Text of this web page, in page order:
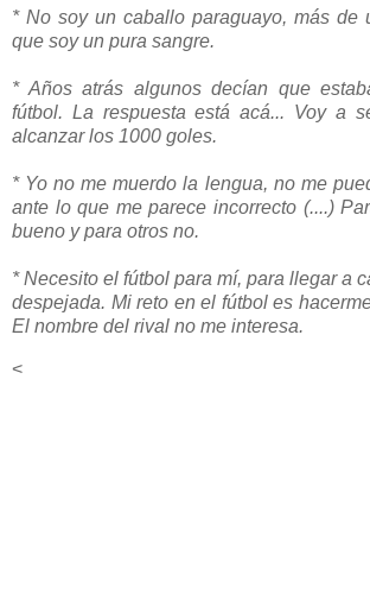
* No soy un caballo paraguayo, más de
que soy un pura sangre.
* Años atrás algunos decían que
fútbol. La respuesta está acá... Voy a
alcanzar los 1000 goles.
* Yo no me muerdo la lengua, no me
ante lo que me parece incorrecto (....)
bueno y para otros no.
* Necesito el fútbol para mí, para llegar a
despejada. Mi reto en el fútbol es
El nombre del rival no me interesa.
<